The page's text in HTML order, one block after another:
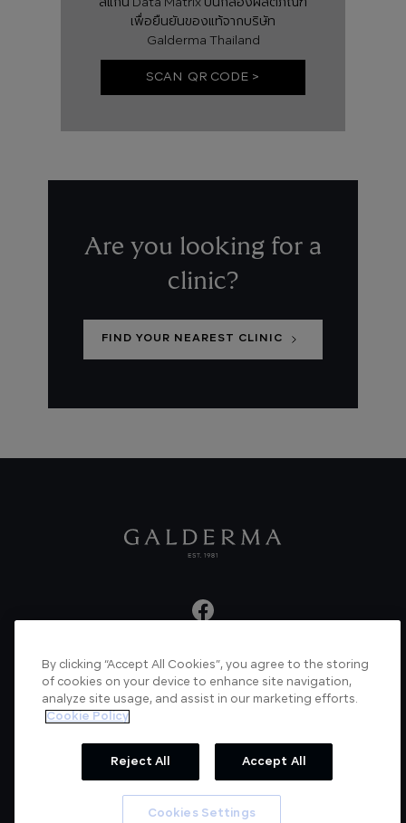
เพื่อยืนยันของแท้จากบริษัท
Galderma Thailand
SCAN QR CODE >
Are you looking for a
clinic?
FIND YOUR NEAREST CLINIC
About us Articles News Videos
Verified Certificate Contact us
By clicking “Accept All Cookies”, you agree to the storing
of cookies on your device to enhance site navigation,
analyze site usage, and assist in our marketing efforts.
Cookie Policy
Reject All Accept All
Cookies Settings